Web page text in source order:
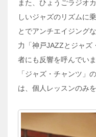
また、ひょうごラジオ
しいジャズのリズムに
とでアンチエイジング
力「神戸JAZZとジャズ
者にも反響を呼んでいま
「ジャズ・チャンツ」
は、個人レッスンのみ